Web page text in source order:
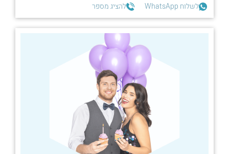
לשלוח WhatsApp
להציג מספר